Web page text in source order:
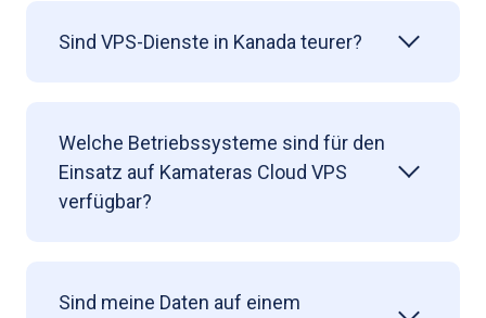
Sind VPS-Dienste in Kanada teurer?
Welche Betriebssysteme sind für den
Einsatz auf Kamateras Cloud VPS
verfügbar?
Sind meine Daten auf einem